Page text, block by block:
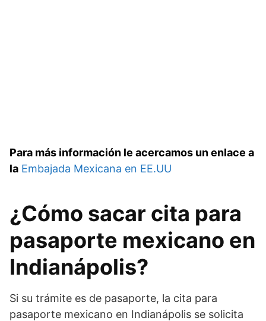
Para más información le acercamos un enlace a
la Embajada Mexicana en EE.UU
¿Cómo sacar cita para
pasaporte mexicano en
Indianápolis?
Si su trámite es de pasaporte, la cita para
pasaporte mexicano en Indianápolis se solicita